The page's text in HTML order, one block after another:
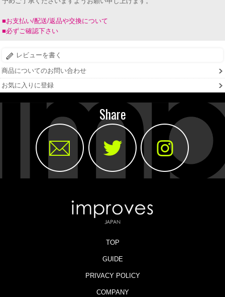
■お支払い/配送/返品や交換について
■必ずご確認下さい
レビューを書く
商品についてのお問い合わせ
お気に入りに登録
Share
TOP
GUIDE
PRIVACY POLICY
COMPANY